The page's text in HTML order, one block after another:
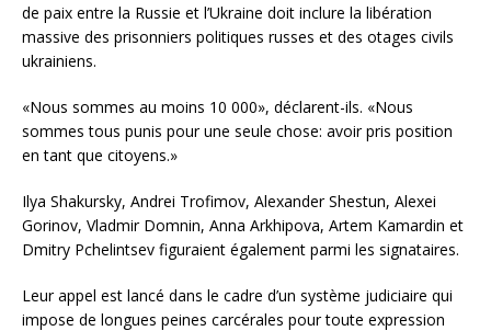
de paix entre la Russie et l’Ukraine doit inclure la libération
massive des prisonniers politiques russes et des otages civils
ukrainiens.
«Nous sommes au moins 10 000», déclarent-ils. «Nous
sommes tous punis pour une seule chose: avoir pris position
en tant que citoyens.»
Ilya Shakursky, Andrei Trofimov, Alexander Shestun, Alexei
Gorinov, Vladmir Domnin, Anna Arkhipova, Artem Kamardin et
Dmitry Pchelintsev figuraient également parmi les signataires.
Leur appel est lancé dans le cadre d’un système judiciaire qui
impose de longues peines carcérales pour toute expression